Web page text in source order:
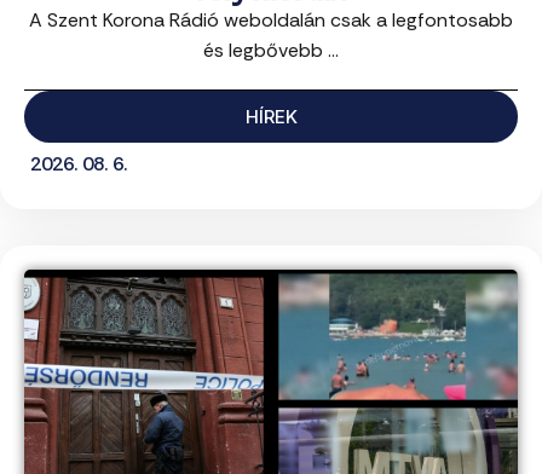
A Szent Korona Rádió weboldalán csak a legfontosabb
és legbővebb ...
HÍREK
2026. 08. 6.